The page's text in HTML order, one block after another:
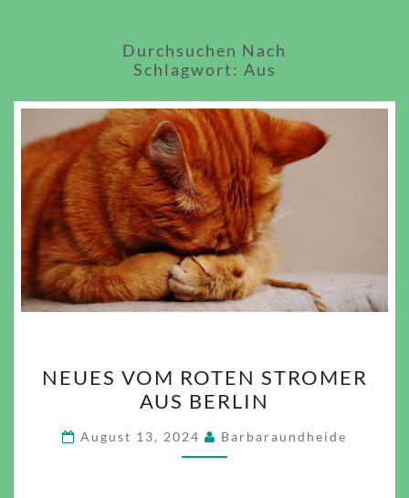
Durchsuchen Nach
Schlagwort: Aus
VOM
ROTEN
STROMER
AUS
NEUES VOM ROTEN STROMER
AUS BERLIN
August 13, 2024 Barbaraundheide